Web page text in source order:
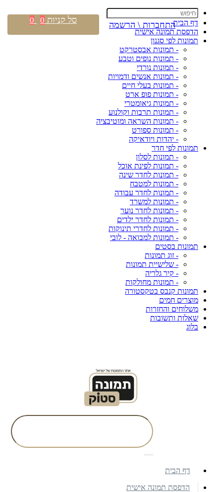
דף הבית
הדפסת תמונה אישית
תמונות לפי סגנון
- תמונות אבסטרקט
- תמונות נופים וטבע
- תמונות נורדי
- תמונות אנשים ודמויות
- תמונות בעלי חיים
- תמונות פופ ארט
- תמונות גיאומטרי
- תמונות תרבות וקולנוע
- תמונות השראה ומוטיבציה
- תמונות ספורט
- יהדות ויודאיקה
תמונות לפי חדר
- תמונות לסלון
- תמונות לפינת אוכל
- תמונות לחדר שינה
- תמונות למטבח
- תמונות לחדר עבודה
- תמונות למשרד
- תמונות לחדר נוער
- תמונות לחדר ילדים
- תמונות לחדרי תינוקות
- תמונות למבואה - לובי
תמונות בסטים
- זוג תמונות
- שלישיית תמונות
- קיר גלריה
- תמונות מחולקות
תמונות קנבס בטקסטורה
מוצרים חמים
משלוחים והחזרות
שאלות ותשובות
בלוג
התחברות \ הרשמה סל קניות 0
0
דף הבית
הדפסת תמונה אישית